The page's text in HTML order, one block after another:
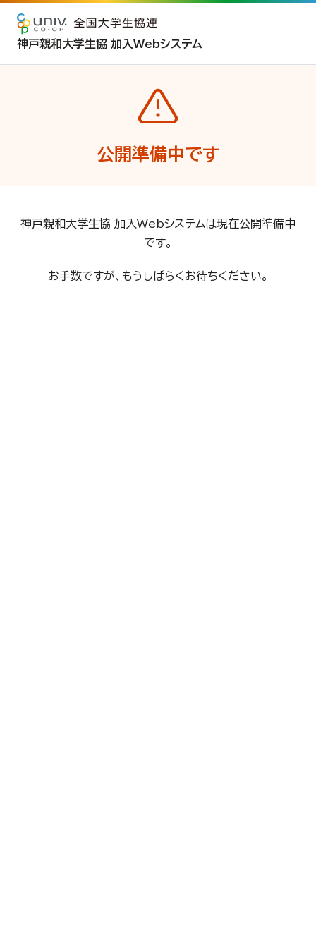
神戸親和大学生協 加入Webシステム
公開準備中です
神戸親和大学生協 加入Webシステムは現在公開準備中
です。
お手数ですが、もうしばらくお待ちください。